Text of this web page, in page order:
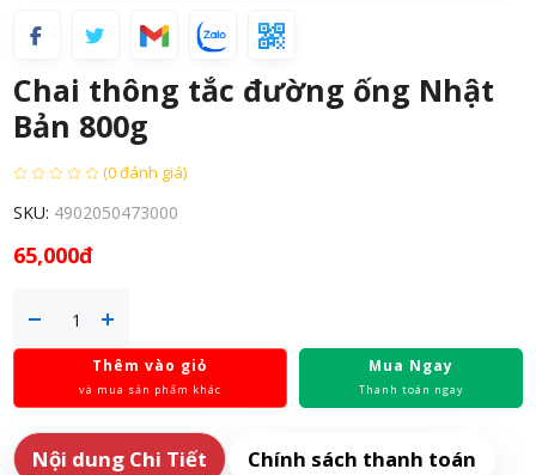
Chai thông tắc đường ống Nhật
Bản 800g
(0 đánh giá)
SKU: 4902050473000
65,000đ
Thêm vào giỏ
và mua sản phẩm khác
Mua Ngay
Thanh toán ngay
Nội dung Chi Tiết
Chính sách thanh toán